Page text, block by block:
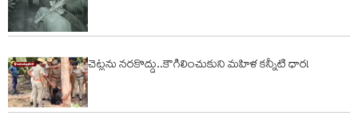
చెట్లను నరకొద్దు..కౌగిలించుకుని మహిళ కన్నీటి ధార!